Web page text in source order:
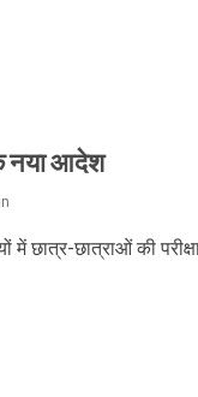
नया आदेश
में छात्र-छात्राओं की